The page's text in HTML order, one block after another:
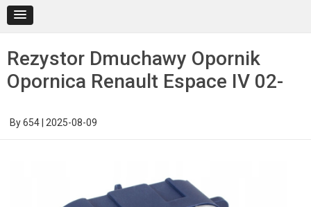
Rezystor Dmuchawy Opornik
Opornica Renault Espace IV 02-
By654 2025-08-09